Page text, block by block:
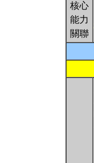
核心
能力
關聯